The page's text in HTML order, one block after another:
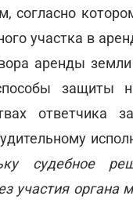
согласно
участка в
аренды
защиты
ответчика
судебное
участия органа